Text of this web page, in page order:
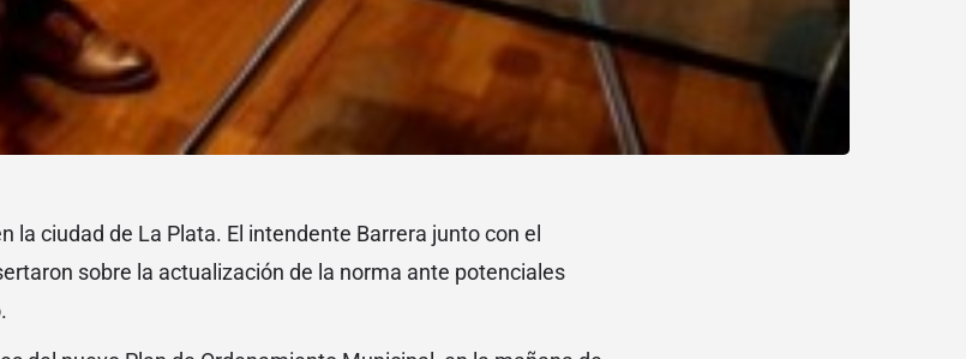
la ciudad de La Plata. El intendente Barrera junto con el
sobre la actualización de la norma ante potenciales